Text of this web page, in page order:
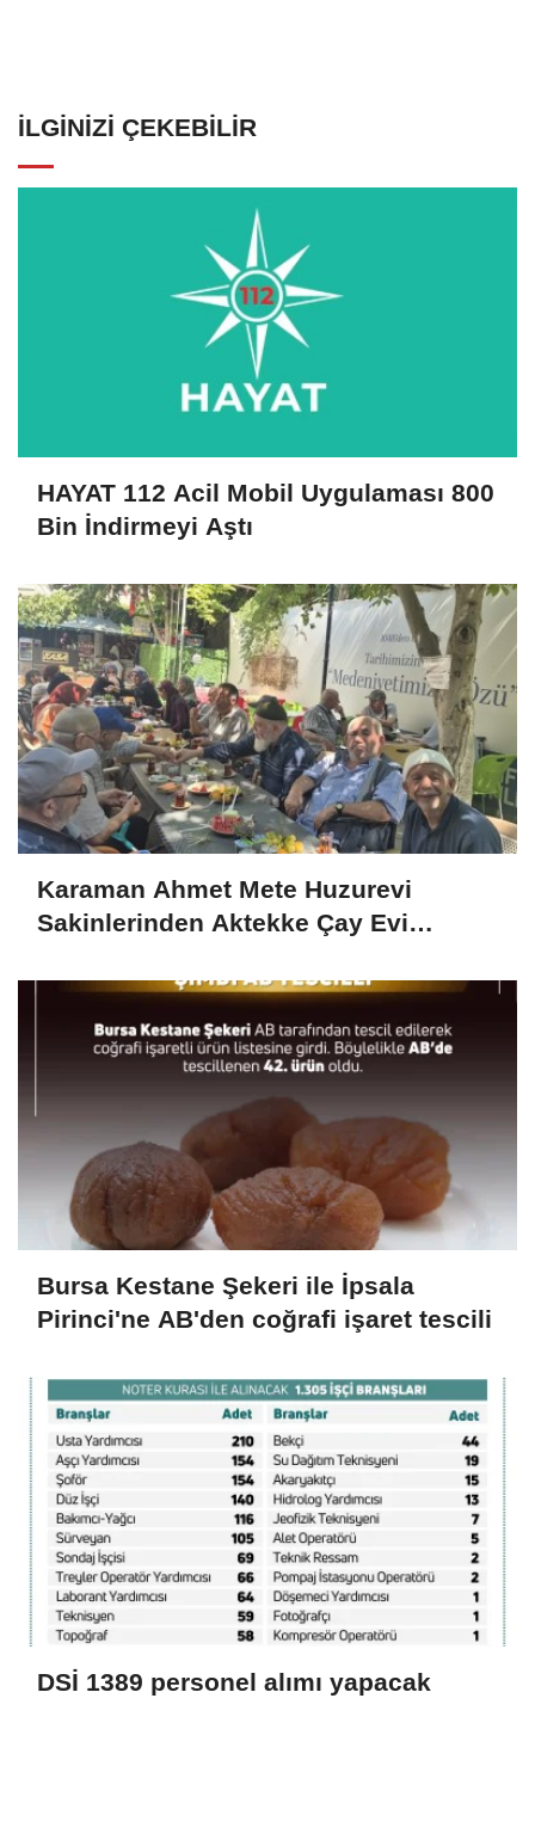
İLGINIZI ÇEKEBILIR
HAYAT 112 Acil Mobil Uygulaması 800
Bin İndirmeyi Aştı
Karaman Ahmet Mete Huzurevi
Sakinlerinden Aktekke Çay Evi
Bursa Kestane Şekeri ile İpsala
Pirinci'ne AB'den coğrafi işaret tescili
DSİ 1389 personel alımı yapacak